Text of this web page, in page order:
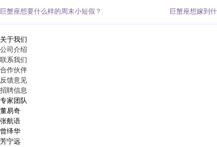
巨蟹座想要什么样的周末小短假？
巨蟹座想嫁到
关于我们
公司介绍
联系我们
合作伙伴
反馈意见
招聘信息
专家团队
董易奇
张航语
曾绎华
芳宁远